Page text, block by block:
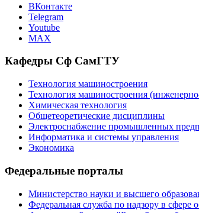
ВКонтакте
Telegram
Youtube
MAX
Кафедры Сф СамГТУ
Технология машиностроения
Технология машиностроения
Химическая технология
Общетеоретические дисциплины
Электроснабжение промышленных
Информатика и системы управления
Экономика
Федеральные порталы
Министерство науки и высшего
Федеральная служба по надзору в сфере